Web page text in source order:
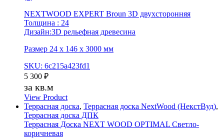
NEXTWOOD EXPERT Broun 3D двухсторонняя
Толщина : 24
Дизайн:3D рельефная древесина
Размер 24 х 146 х 3000 мм
SKU: 6c215a423fd1
5 300 ₽
за кв.м
View Product
Террасная доска, Террасная доска NextWood (НекстВуд),
Террасная доска ДПК
Террасная Доска NEXT WOOD OPTIMAL Светло-
коричневая